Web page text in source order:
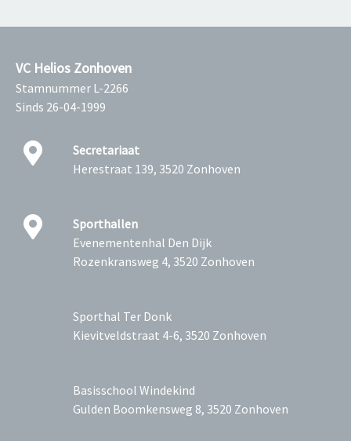
VC Helios Zonhoven
Stamnummer L-2266
Sinds 26-04-1999
Secretariaat
Herestraat 139, 3520 Zonhoven
Sporthallen
Evenementenhal Den Dijk
Rozenkransweg 4, 3520 Zonhoven
Sporthal Ter Donk
Kievitveldstraat 4-6, 3520 Zonhoven
Basisschool Windekind
Gulden Boomkensweg 8, 3520 Zonhoven